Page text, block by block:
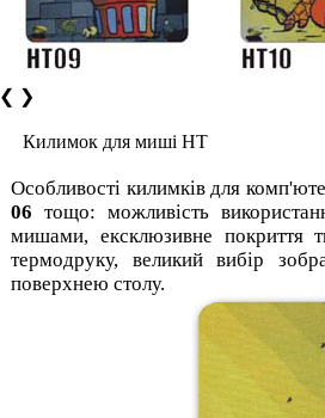
❮ ❯
Килимок для миші HT
Особливості килимків для
06 тощо: можливість
мишами, ексклюзивне покриття
термодруку, великий вибір
поверхнею столу.